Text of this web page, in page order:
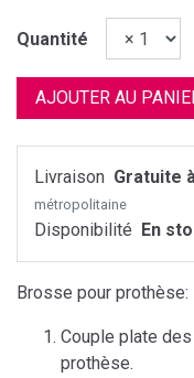
Quantité
AJOUTER AU
Livraison Gratuite
métropolitaine
Disponibilité En
Brosse pour prothèse:
Couple plate
prothèse.